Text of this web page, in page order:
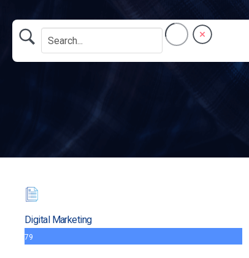
Digital Marketing
79